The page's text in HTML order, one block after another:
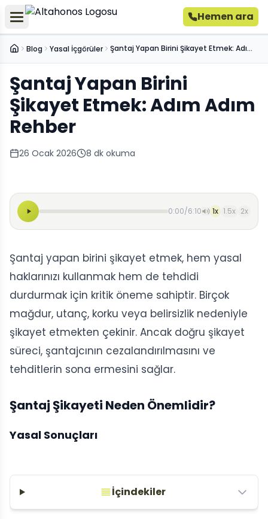
Hemen ara
Ana Sayfa
Blog Yasal İçgörüler Şantaj Yapan Birini Şikayet Etmek: Adım Adım Rehber
Şantaj Yapan Birini
Şikayet Etmek: Adım Adım
Rehber
26 Ocak 2026 8 dk okuma
0:00/6:10 1x 1.5x 2x
Şantaj yapan birini şikayet etmek, hem yasal
haklarınızı kullanmak hem de tehdidi
durdurmak için kritik öneme sahiptir. Birçok
mağdur, utanç, korku veya belirsizlik nedeniyle
şikayet etmekten çekinir. Ancak doğru şikayet
süreci, şantajcının cezalandırılmasını ve
tehditlerin sona ermesini sağlar.
Şantaj Şikayeti Neden Önemlidir?
Yasal Sonuçları
İçindekiler